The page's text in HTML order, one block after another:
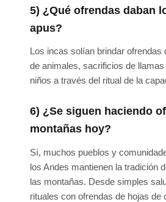
5) ¿Qué ofrendas daban
apus?
Los incas solían brindar ofrendas
de animales, sacrificios de
niños a través del ritual de la
6) ¿Se siguen haciendo
montañas hoy?
Sí, muchos pueblos y
los Andes mantienen la tradición
las montañas. Desde simples
rituales con ofrendas de hojas de